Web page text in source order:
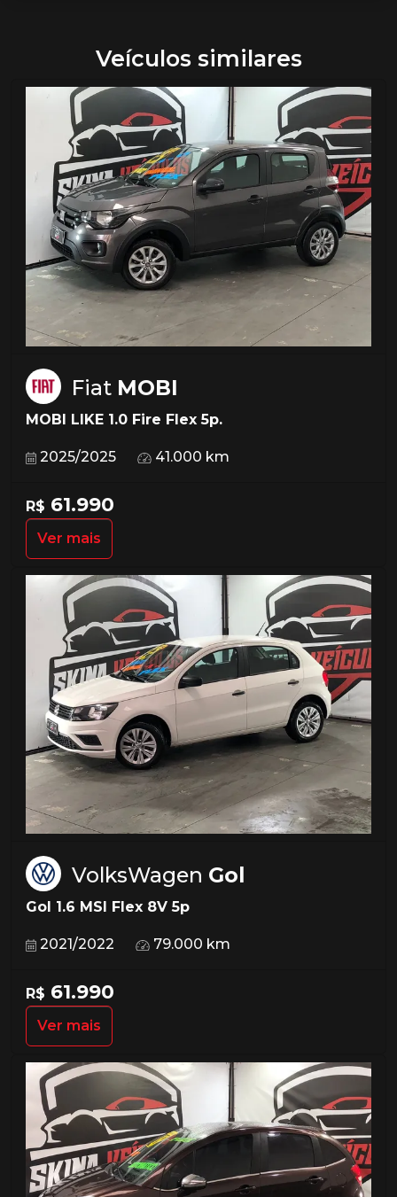
Veículos similares
Fiat MOBI
MOBI LIKE 1.0 Fire Flex 5p.
2025/2025 41.000 km
R$ 61.990
Ver mais
VolksWagen Gol
Gol 1.6 MSI Flex 8V 5p
2021/2022 79.000 km
R$ 61.990
Ver mais